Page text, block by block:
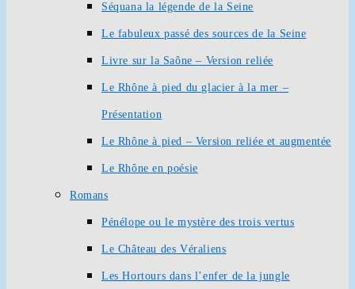
Séquana la légende de la Seine
Le fabuleux passé des sources de la Seine
Livre sur la Saône – Version reliée
Le Rhône à pied du glacier à la mer –
Présentation
Le Rhône à pied – Version reliée et augmentée
Le Rhône en poésie
Romans
Pénélope ou le mystère des trois vertus
Le Château des Véraliens
Les Hortours dans l’enfer de la jungle